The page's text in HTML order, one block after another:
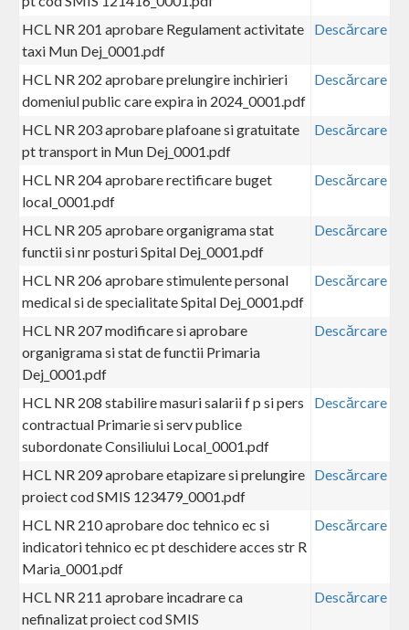
HCL NR 201 aprobare Regulament activitate
taxi Mun Dej_0001.pdf
Descărcare
HCL NR 202 aprobare prelungire inchirieri
domeniul public care expira in 2024_0001.pdf
Descărcare
HCL NR 203 aprobare plafoane si gratuitate
pt transport in Mun Dej_0001.pdf
Descărcare
HCL NR 204 aprobare rectificare buget
local_0001.pdf
Descărcare
HCL NR 205 aprobare organigrama stat
functii si nr posturi Spital Dej_0001.pdf
Descărcare
HCL NR 206 aprobare stimulente personal
medical si de specialitate Spital Dej_0001.pdf
Descărcare
HCL NR 207 modificare si aprobare
organigrama si stat de functii Primaria
Dej_0001.pdf
Descărcare
HCL NR 208 stabilire masuri salarii f p si pers
contractual Primarie si serv publice
subordonate Consiliului Local_0001.pdf
Descărcare
HCL NR 209 aprobare etapizare si prelungire
proiect cod SMIS 123479_0001.pdf
Descărcare
HCL NR 210 aprobare doc tehnico ec si
indicatori tehnico ec pt deschidere acces str R
Maria_0001.pdf
Descărcare
HCL NR 211 aprobare incadrare ca
nefinalizat proiect cod SMIS
Descărcare